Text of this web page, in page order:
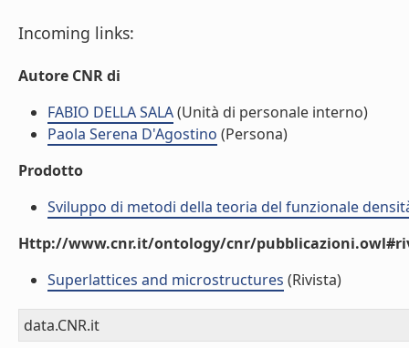
Incoming links:
Autore CNR di
FABIO DELLA SALA(Unità di personale interno)
Paola Serena D'Agostino (Persona)
Prodotto
Sviluppo di metodi della teoria del funzionale
Http://www.cnr.it/ontology/cnr/
Superlattices and microstructures (Rivista)
data.CNR.it